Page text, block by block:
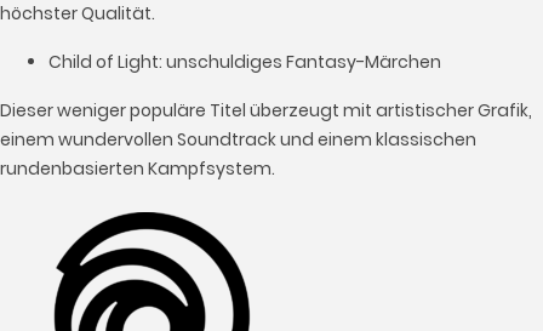
höchster Qualität.
Child of Light: unschuldiges Fantasy-Märchen
Dieser weniger populäre Titel überzeugt mit artistischer Grafik,
einem wundervollen Soundtrack und einem klassischen
rundenbasierten Kampfsystem.